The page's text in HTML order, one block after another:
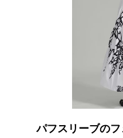
パフスリーブの